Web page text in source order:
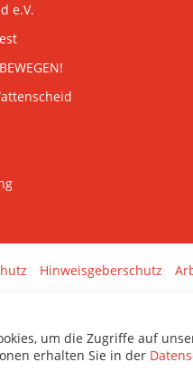
e.V.
Hinweisgeberschutz
um die Zugriffe auf
erhalten Sie in der